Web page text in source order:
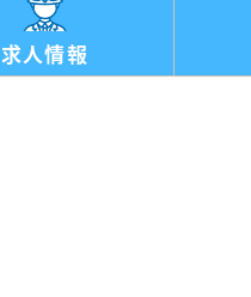
求人情報